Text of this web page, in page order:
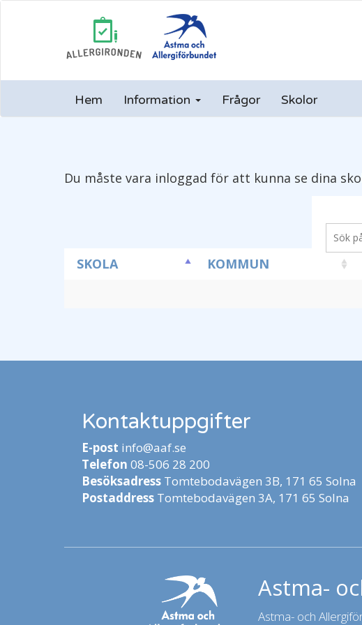
Hem Information Frågor Skolor
Du måste vara inloggad för att kunna se dina
SKOLA KOMMUN
Kontaktuppgifter
E-post info@aaf.se
Telefon 08-506 28 200
Besöksadress Tomtebodavägen 3B, 171 65 Solna
Postaddress Tomtebodavägen 3A, 171 65 Solna
Astma-
Astma- och